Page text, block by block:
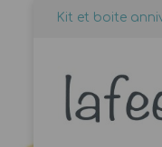
Kit et boite